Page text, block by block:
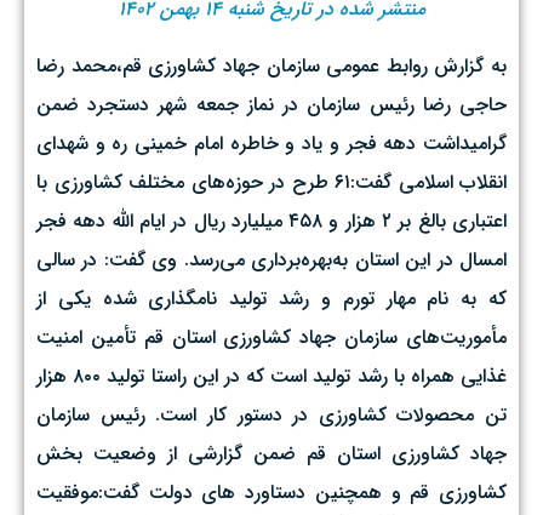
منتشر شده در تاریخ شنبه ۱۴ بهمن ۱۴۰۲
به گزارش روابط عمومی سازمان جهاد کشاورزی قم،محمد رضا
حاجی رضا رئیس سازمان در نماز جمعه شهر دستجرد ضمن
گرامیداشت دهه فجر و یاد و خاطره امام خمینی ره و شهدای
انقلاب اسلامی گفت:۶۱ طرح در حوزه‌های مختلف کشاورزی با
اعتباری بالغ بر ۲ هزار و ۴۵۸ میلیارد ریال در ایام الله دهه فجر
امسال در این استان به‌بهره‌برداری می‌رسد. وی گفت: در سالی
که به نام مهار تورم و رشد تولید نامگذاری شده یکی از
مأموریت‌های سازمان جهاد کشاورزی استان قم تأمین امنیت
غذایی همراه با رشد تولید است که در این راستا تولید ۸۰۰ هزار
تن محصولات کشاورزی در دستور کار است. رئیس سازمان
جهاد کشاورزی استان قم ضمن گزارشی از وضعیت بخش
کشاورزی قم و همچنین دستاورد های دولت گفت:موفقیت